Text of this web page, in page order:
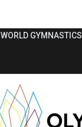
WORLD GYMNASTICS